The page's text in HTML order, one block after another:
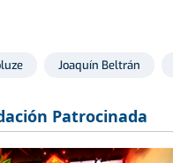
Joaquín Beltrán